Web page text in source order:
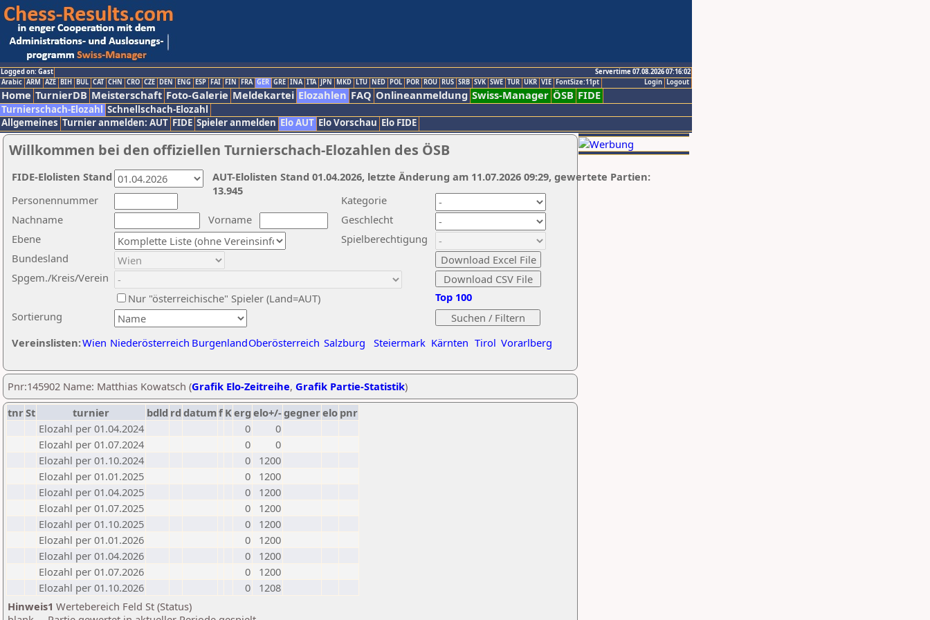
Logged on: Gast
Servertime 07.08.2026 07:16:02
Logout
Login
Arabic ARM AZE BIH BUL CAT CHN CRO CZE DEN ENG ESP FAI FIN FRA GER GRE INA ITA JPN MKD LTU NED POL POR ROU RUS SRB SVK SWE TUR UKR VIE FontSize:11pt
Home TurnierDB Meisterschaft Foto-Galerie Meldekartei Elozahlen FAQ Onlineanmeldung Swiss-Manager ÖSB FIDE
Turnierschach-Elozahl Schnellschach-Elozahl
Allgemeines Turnier anmelden: AUT FIDE Spieler anmelden Elo AUT Elo Vorschau Elo FIDE
Willkommen bei den offiziellen Turnierschach-Elozahlen des ÖSB
Nachname
Vorname
Ebene
Kategorie
Sortierung
Personennummer
Bundesland
Spgem./Kreis/Verein
Geschlecht
Nur "österreichische" Spieler (Land=AUT)
Spielberechtigung
Vereinslisten:Wien Niederösterreich BurgenlandOberösterreich Salzburg Steiermark Kärnten Tirol Vorarlberg
Top 100
AUT-Elolisten Stand 01.04.2026, letzte Änderung am 11.07.2026 09:29, gewertete Partien:
13.945
FIDE-Elolisten Stand
Pnr:145902 Name: Matthias Kowatsch (Grafik Elo-Zeitreihe, Grafik Partie-Statistik)
tnrSt turnier bdld rd datumf Kerg elo+/-gegnerelo pnr
Elozahl per 01.04.2024
0
0
Elozahl per 01.07.2024
0
0
Elozahl per 01.10.2024
0
1200
Elozahl per 01.01.2025
0
1200
Elozahl per 01.04.2025
0
1200
Elozahl per 01.07.2025
0
1200
Elozahl per 01.10.2025
0
1200
Elozahl per 01.01.2026
0
1200
Elozahl per 01.04.2026
0
1200
Elozahl per 01.07.2026
0
1200
Elozahl per 01.10.2026
0
1208
Hinweis1 Wertebereich Feld St (Status)